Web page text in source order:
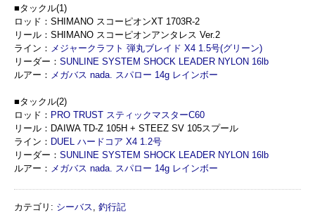
■タックル(1)
ロッド：SHIMANO スコーピオンXT 1703R-2
リール：SHIMANO スコーピオンアンタレス Ver.2
ライン： メジャークラフト 弾丸ブレイド X4 1.5号(グリーン)
リーダー： SUNLINE SYSTEM SHOCK LEADER NYLON 16lb
ルアー： メガバス nada. スパロー 14g レインボー
■タックル(2)
ロッド： PRO TRUST スティックマスターC60
リール：DAIWA TD-Z 105H + STEEZ SV 105スプール
ライン： DUEL ハードコア X4 1.2号
リーダー： SUNLINE SYSTEM SHOCK LEADER NYLON 16lb
ルアー： メガバス nada. スパロー 14g レインボー
カテゴリ : シーバス 釣行記